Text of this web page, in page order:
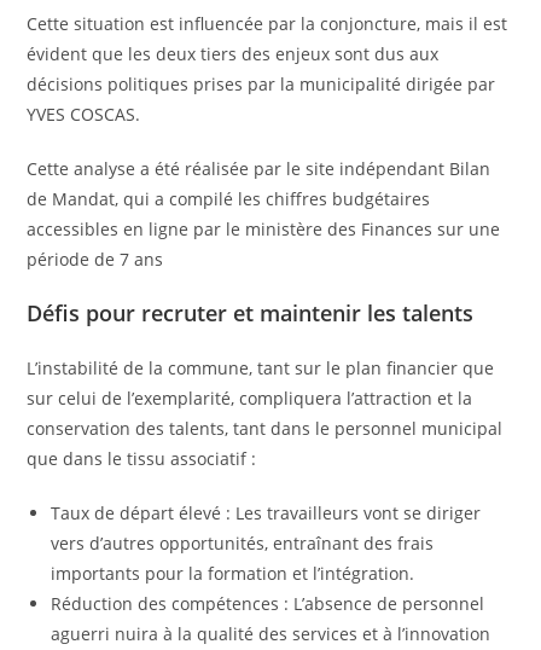
Cette situation est influencée par la conjoncture, mais il est
évident que les deux tiers des enjeux sont dus aux
décisions politiques prises par la municipalité dirigée par
YVES COSCAS.
Cette analyse a été réalisée par le site indépendant Bilan
de Mandat, qui a compilé les chiffres budgétaires
accessibles en ligne par le ministère des Finances sur une
période de 7 ans
Défis pour recruter et maintenir les talents
L’instabilité de la commune, tant sur le plan financier que
sur celui de l’exemplarité, compliquera l’attraction et la
conservation des talents, tant dans le personnel municipal
que dans le tissu associatif :
Taux de départ élevé : Les travailleurs vont se diriger
vers d’autres opportunités, entraînant des frais
importants pour la formation et l’intégration.
Réduction des compétences : L’absence de personnel
aguerri nuira à la qualité des services et à l’innovation